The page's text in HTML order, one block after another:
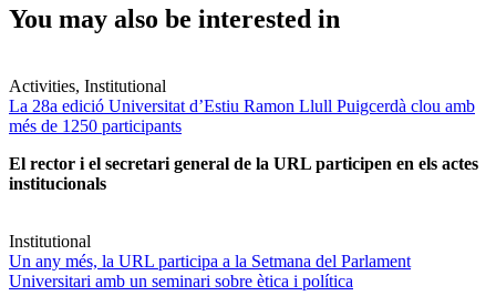
You may also be interested in
Activities, Institutional
La 28a edició Universitat d’Estiu Ramon Llull Puigcerdà clou amb
més de 1250 participants
El rector i el secretari general de la URL participen en els actes
institucionals
Institutional
Un any més, la URL participa a la Setmana del Parlament
Universitari amb un seminari sobre ètica i política